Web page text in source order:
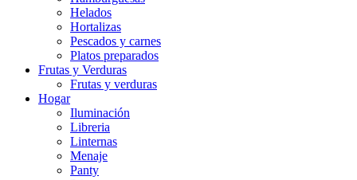
Helados
Hortalizas
Pescados y carnes
Platos preparados
Frutas y Verduras
Frutas y verduras
Hogar
Iluminación
Libreria
Linternas
Menaje
Panty